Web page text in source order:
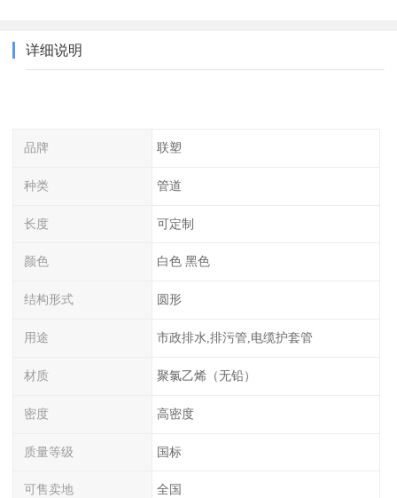
详细说明
品牌 联塑
种类 管道
长度 可定制
颜色 白色 黑色
结构形式 圆形
用途 市政排水,排污管,电缆护套管
材质 聚氯乙烯（无铅）
密度 高密度
质量等级 国标
可售卖地 全国